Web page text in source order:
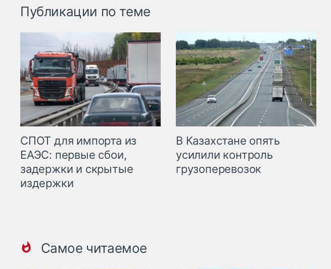
Публикации по теме
СПОТ для импорта из
ЕАЭС: первые сбои,
задержки и скрытые
издержки
В Казахстане опять
усилили контроль
грузоперевозок
Самое читаемое